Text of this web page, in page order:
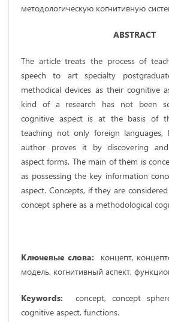
методологическую когнитивную
ABSTRACT
The article treats the process of
speech to art specialty
methodical devices as their cognitive
kind of a research has not been
cognitive aspect is at the basis of
teaching not only foreign languages,
author proves it by discovering
aspect forms. The main of them is
as possessing the key information
aspect. Concepts, if they are
concept sphere as a methodological
Ключевые слова:
концепт,
модель, когнитивный аспект,
Keywords: concept, concept
cognitive aspect, functions.